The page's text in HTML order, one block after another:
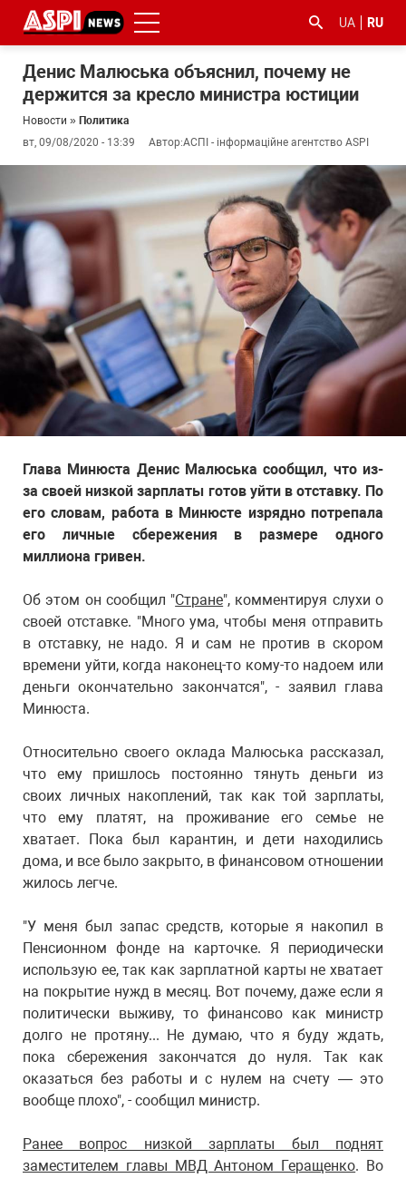
UA RU
Денис Малюська объяснил, почему не
держится за кресло министра юстиции
Новости » Политика
вт, 09/08/2020 - 13:39
Автор:АСПІ - інформаційне агентство ASPI
Глава Минюста Денис Малюська сообщил, что из-
за своей низкой зарплаты готов уйти в отставку. По
его словам, работа в Минюсте изрядно потрепала
его личные сбережения в размере одного
миллиона гривен.
Об этом он сообщил "Стране", комментируя слухи о
своей отставке. "Много ума, чтобы меня отправить
в отставку, не надо. Я и сам не против в скором
времени уйти, когда наконец-то кому-то надоем или
деньги окончательно закончатся", - заявил глава
Минюста.
Относительно своего оклада Малюська рассказал,
что ему пришлось постоянно тянуть деньги из
своих личных накоплений, так как той зарплаты,
что ему платят, на проживание его семье не
хватает. Пока был карантин, и дети находились
дома, и все было закрыто, в финансовом отношении
жилось легче.
"У меня был запас средств, которые я накопил в
Пенсионном фонде на карточке. Я периодически
использую ее, так как зарплатной карты не хватает
на покрытие нужд в месяц. Вот почему, даже если я
политически выживу, то финансово как министр
долго не протяну... Не думаю, что я буду ждать,
пока сбережения закончатся до нуля. Так как
оказаться без работы и с нулем на счету — это
вообще плохо", - сообщил министр.
Ранее вопрос низкой зарплаты был поднят
заместителем главы МВД Антоном Геращенко. Во
#ООС
#боротьба
з
корупцією
#гфс #Киев #коронавірус